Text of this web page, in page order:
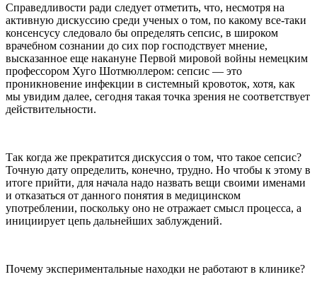
Справедливости ради следует отметить, что, несмотря на
активную дискуссию среди ученых о том, по какому все-таки
консенсусу следовало бы определять сепсис, в широком
врачебном сознании до сих пор господствует мнение,
высказанное еще накануне Первой мировой войны немецким
профессором Хуго Шотмюллером: сепсис — это
проникновение инфекции в системный кровоток, хотя, как
мы увидим далее, сегодня такая точка зрения не соответствует
действительности.
Так когда же прекратится дискуссия о том, что такое сепсис?
Точную дату определить, конечно, трудно. Но чтобы к этому в
итоге прийти, для начала надо назвать вещи своими именами
и отказаться от данного понятия в медицинском
употреблении, поскольку оно не отражает смысл процесса, а
инициирует цепь дальнейших заблуждений.
Почему экспериментальные находки не работают в клинике?